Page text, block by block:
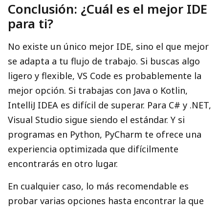
Conclusión: ¿Cuál es el mejor IDE
para ti?
No existe un único mejor IDE, sino el que mejor
se adapta a tu flujo de trabajo. Si buscas algo
ligero y flexible, VS Code es probablemente la
mejor opción. Si trabajas con Java o Kotlin,
IntelliJ IDEA es difícil de superar. Para C# y .NET,
Visual Studio sigue siendo el estándar. Y si
programas en Python, PyCharm te ofrece una
experiencia optimizada que difícilmente
encontrarás en otro lugar.
En cualquier caso, lo más recomendable es
probar varias opciones hasta encontrar la que